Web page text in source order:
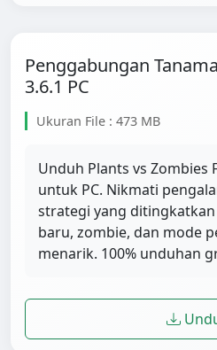
Penggabungan
3.6.1 PC
Ukuran File : 473 MB
Unduh Plants vs Zombies
untuk PC. Nikmati
strategi yang
baru, zombie, dan mode
menarik. 100% unduhan